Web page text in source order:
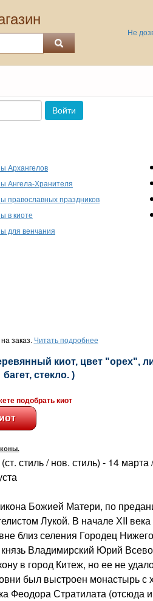
Не
Войти
Архангелов
Ангела-Хранителя
православных праздников
в киоте
для венчания
заказ. Читать подробнее
киот, цвет "орех",
багет, стекло. )
подобрать киот
стиль / нов. стиль) - 14 марта
Божией Матери, по
Лукой. В начале ХII века
близ селения Городец
князь Владимирский Юрий
в город Китеж, но ее не
был выстроен монастырь с
Феодора Стратилата (отсюда